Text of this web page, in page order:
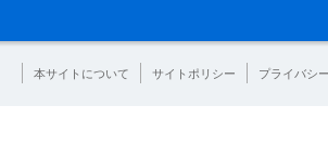
本サイトについて サイトポリシー プライバシ